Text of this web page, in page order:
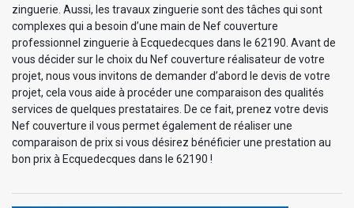
zinguerie. Aussi, les travaux zinguerie sont des tâches qui sont
complexes qui a besoin d’une main de Nef couverture
professionnel zinguerie à Ecquedecques dans le 62190. Avant de
vous décider sur le choix du Nef couverture réalisateur de votre
projet, nous vous invitons de demander d’abord le devis de votre
projet, cela vous aide à procéder une comparaison des qualités
services de quelques prestataires. De ce fait, prenez votre devis
Nef couverture il vous permet également de réaliser une
comparaison de prix si vous désirez bénéficier une prestation au
bon prix à Ecquedecques dans le 62190 !